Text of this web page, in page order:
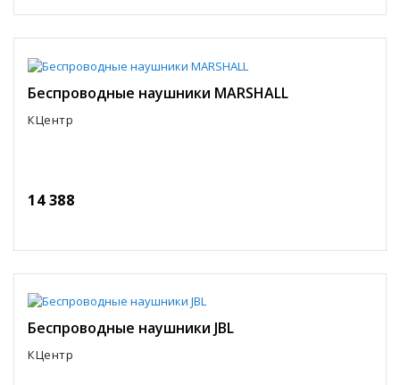
Беспроводные наушники MARSHALL
КЦентр
14 388
Беспроводные наушники JBL
КЦентр